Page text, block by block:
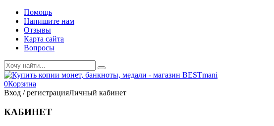
Помощь
Напишите нам
Отзывы
Карта сайта
Вопросы
0Корзина
Вход / регистрацияЛичный кабинет
КАБИНЕТ